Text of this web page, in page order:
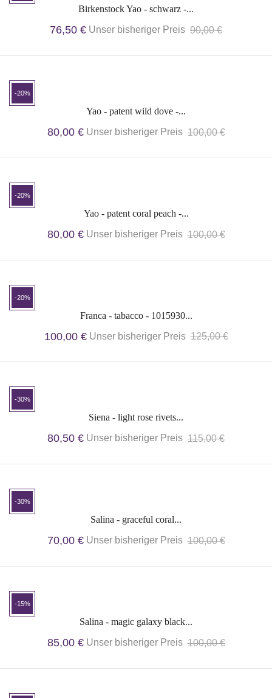
Birkenstock Yao - schwarz -...
76,50 € Unser bisheriger Preis 90,00 €
-20%
Yao - patent wild dove -...
80,00 € Unser bisheriger Preis 100,00 €
-20%
Yao - patent coral peach -...
80,00 € Unser bisheriger Preis 100,00 €
-20%
Franca - tabacco - 1015930...
100,00 € Unser bisheriger Preis 125,00 €
-30%
Siena - light rose rivets...
80,50 € Unser bisheriger Preis 115,00 €
-30%
Salina - graceful coral...
70,00 € Unser bisheriger Preis 100,00 €
-15%
Salina - magic galaxy black...
85,00 € Unser bisheriger Preis 100,00 €